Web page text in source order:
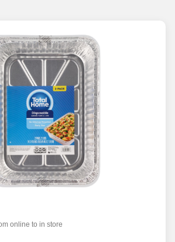
online to in store